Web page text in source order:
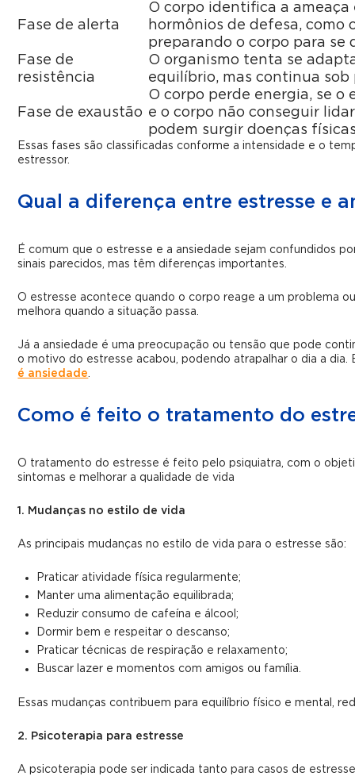
Fase de alerta
O corpo identifica a ameaça
hormônios de defesa, como
preparando o corpo para se
Fase de
resistência
O organismo tenta se
equilíbrio, mas continua sob
Fase de exaustão
O corpo perde energia, se o
e o corpo não conseguir
podem surgir doenças
Essas fases são classificadas conforme a intensidade e o
estressor.
Qual a diferença entre estresse e
É comum que o estresse e a ansiedade sejam confundidos
sinais parecidos, mas têm diferenças importantes.
O estresse acontece quando o corpo reage a um problema
melhora quando a situação passa.
Já a ansiedade é uma preocupação ou tensão que pode
o motivo do estresse acabou, podendo atrapalhar o dia a dia.
é ansiedade.
Como é feito o tratamento do
O tratamento do estresse é feito pelo psiquiatra, com o
sintomas e melhorar a qualidade de vida
1. Mudanças no estilo de vida
As principais mudanças no estilo de vida para o estresse são:
Praticar atividade física regularmente;
Manter uma alimentação equilibrada;
Reduzir consumo de cafeína e álcool;
Dormir bem e respeitar o descanso;
Praticar técnicas de respiração e relaxamento;
Buscar lazer e momentos com amigos ou família.
Essas mudanças contribuem para equilíbrio físico e mental,
2. Psicoterapia para estresse
A psicoterapia pode ser indicada tanto para casos de